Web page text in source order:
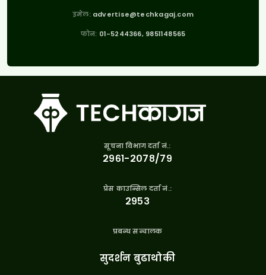
इमेल: advertise@techkagaj.com
फोन: 01-5244366, 9851148565
सूचना विभाग दर्ता नं.:
२९६१-२०७८/७९
प्रेस काउन्सिल दर्ता नं.:
२९५३
प्रबन्ध सन्चालक
सुदर्शन बुढाथोकी